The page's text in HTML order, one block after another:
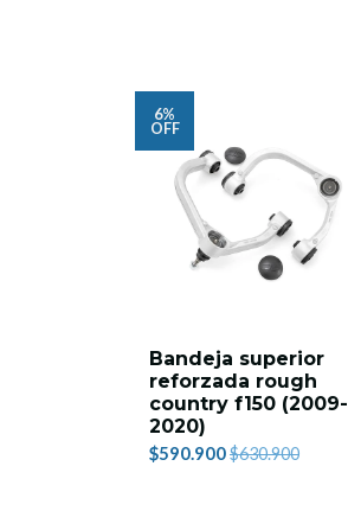
6%
OFF
Bandeja superior
reforzada rough
country f150 (2009-
2020)
$590.900$630.900